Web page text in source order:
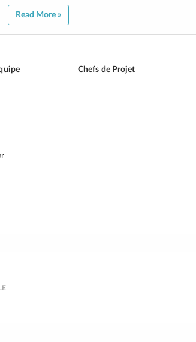
Read More »
Chefs de Projet